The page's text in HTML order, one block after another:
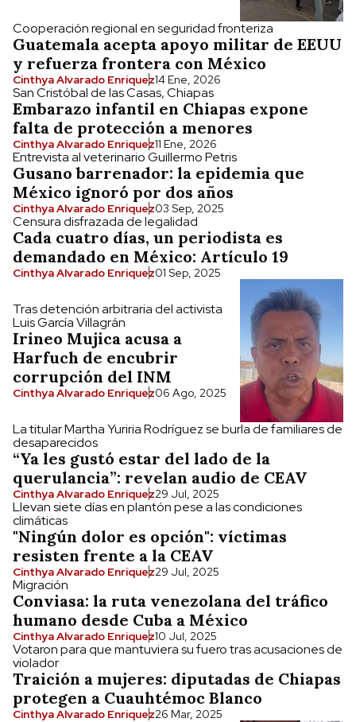
Cooperación regional en seguridad fronteriza
Guatemala acepta apoyo militar de EEUU
y refuerza frontera con México
Cinthya Alvarado Enriquez14 Ene, 2026
San Cristóbal de las Casas, Chiapas
Embarazo infantil en Chiapas expone
falta de protección a menores
Cinthya Alvarado Enriquez11 Ene, 2026
Entrevista al veterinario Guillermo Petris
Gusano barrenador: la epidemia que
México ignoró por dos años
Cinthya Alvarado Enriquez03 Sep, 2025
Censura disfrazada de legalidad
Cada cuatro días, un periodista es
demandado en México: Artículo 19
Cinthya Alvarado Enriquez01 Sep, 2025
Tras detención arbitraria del activista
Luis García Villagrán
Irineo Mujica acusa a
Harfuch de encubrir
corrupción del INM
Cinthya Alvarado Enriquez06 Ago, 2025
La titular Martha Yuriria Rodríguez se burla de familiares de
desaparecidos
“Ya les gustó estar del lado de la
querulancia”: revelan audio de CEAV
Cinthya Alvarado Enriquez29 Jul, 2025
Llevan siete días en plantón pese a las condiciones
climáticas
"Ningún dolor es opción": víctimas
resisten frente a la CEAV
Cinthya Alvarado Enriquez29 Jul, 2025
Migración
Conviasa: la ruta venezolana del tráfico
humano desde Cuba a México
Cinthya Alvarado Enriquez10 Jul, 2025
Votaron para que mantuviera su fuero tras acusaciones de
violador
Traición a mujeres: diputadas de Chiapas
protegen a Cuauhtémoc Blanco
Cinthya Alvarado Enriquez26 Mar, 2025